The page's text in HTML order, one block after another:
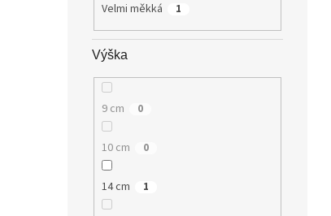
Velmi měkká 1
Výška
9 cm 0
10 cm 0
14 cm 1